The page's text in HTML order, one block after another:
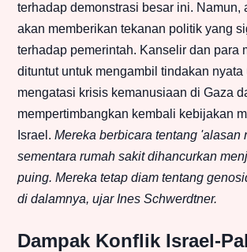
terhadap demonstrasi besar ini. Namun,
akan memberikan tekanan politik yang
terhadap pemerintah. Kanselir dan para
dituntut untuk mengambil tindakan nyata
mengatasi krisis kemanusiaan di Gaza
mempertimbangkan kembali kebijakan
Israel. Mereka berbicara tentang 'alasan
sementara rumah sakit dihancurkan
puing. Mereka tetap diam tentang
di dalamnya, ujar Ines Schwerdtner.
Dampak Konflik Israel-